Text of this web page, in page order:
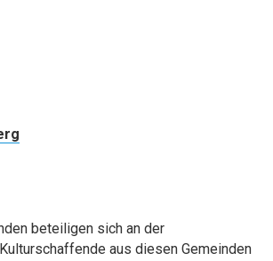
beteiligen sich an der
aus diesen Gemeinden